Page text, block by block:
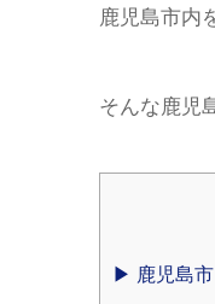
鹿児島市内
そんな鹿児
▶︎ 鹿児島